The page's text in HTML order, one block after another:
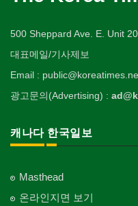
500 Sheppard Ave. E. Unit
대표메일/기사제보
Email :
광고문의(Advertising) :
캐나다 한국일보
Masthead
온라인지면 보기